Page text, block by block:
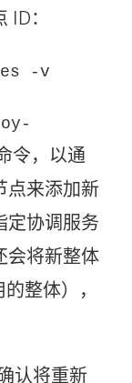
：
-v
令，以通
点来添加新
定协调服务
会将新整体
整体），
认将重新